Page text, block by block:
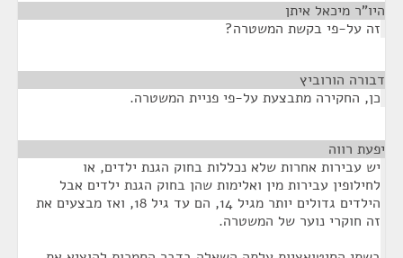
היו"ר מיכאל איתן
זה על-פי בקשת המשטרה?
דבורה הורוביץ
כן, החקירה מתבצעת על-פי פניית המשטרה.
יפעת רווה
יש עבירות אחרות שלא נכללות בחוק הגנת ילדים, או
לחילופין עבירות מין ואלימות שהן בחוק הגנת ילדים אבל
הילדים גדולים יותר מגיל 14, הם עד גיל 18, ואז מבצעים את
זה חוקרי נוער של המשטרה.